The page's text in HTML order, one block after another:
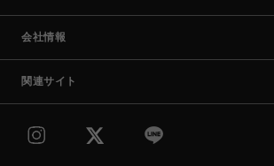
会社情報
関連サイト